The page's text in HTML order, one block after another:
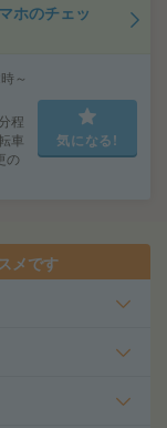
ホのチェッ
～
程
車
の
気になる!
メです